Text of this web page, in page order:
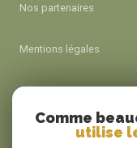
Nos partenaires
Mentions légales
Admin
Nos honoraires
Comme
utilise